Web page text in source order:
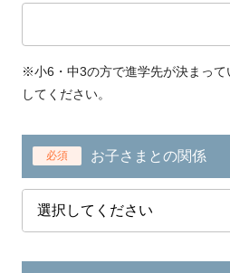
※小6・中3の方で進学先が決まって
してください。
必須 お子さまとの関係